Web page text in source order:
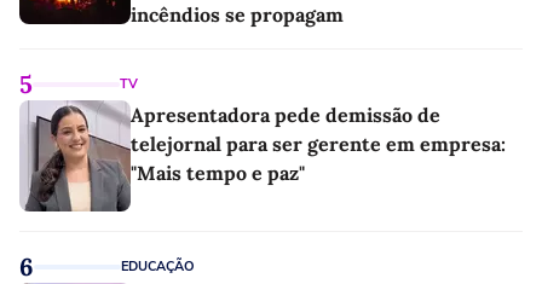
incêndios se propagam
5 TV
Apresentadora pede demissão de
telejornal para ser gerente em empresa:
"Mais tempo e paz"
6 EDUCAÇÃO